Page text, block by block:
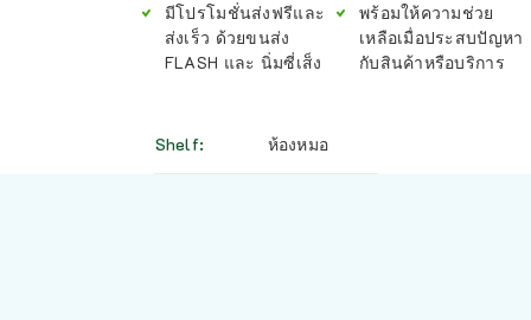
มีโปรโมชั่นส่งฟรีและ
ส่งเร็ว ด้วยขนส่ง
FLASH และ นิ่มซี่เส็ง
พร้อมให้ความช่วย
เหลือเมื่อประสบปัญหา
กับสินค้าหรือบริการ
Shelf ห้องหมอ